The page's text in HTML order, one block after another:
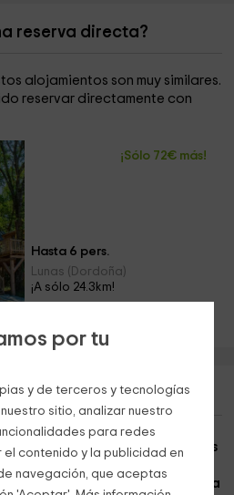
por tu
y de terceros y tecnologías
sitio, analizar nuestro
para redes
contenido y la publicidad en
navegación, que aceptas
reserva directa?
alojamientos son muy similares.
reservar directamente con
¡Sólo 72€ más!
Hasta 6 pers.
Lunas (Dordoña)
¡A sólo 24.3km!
1
extraordinarias vacaciones
por mucho tiempo, hemos
para unas vacaciones en familia